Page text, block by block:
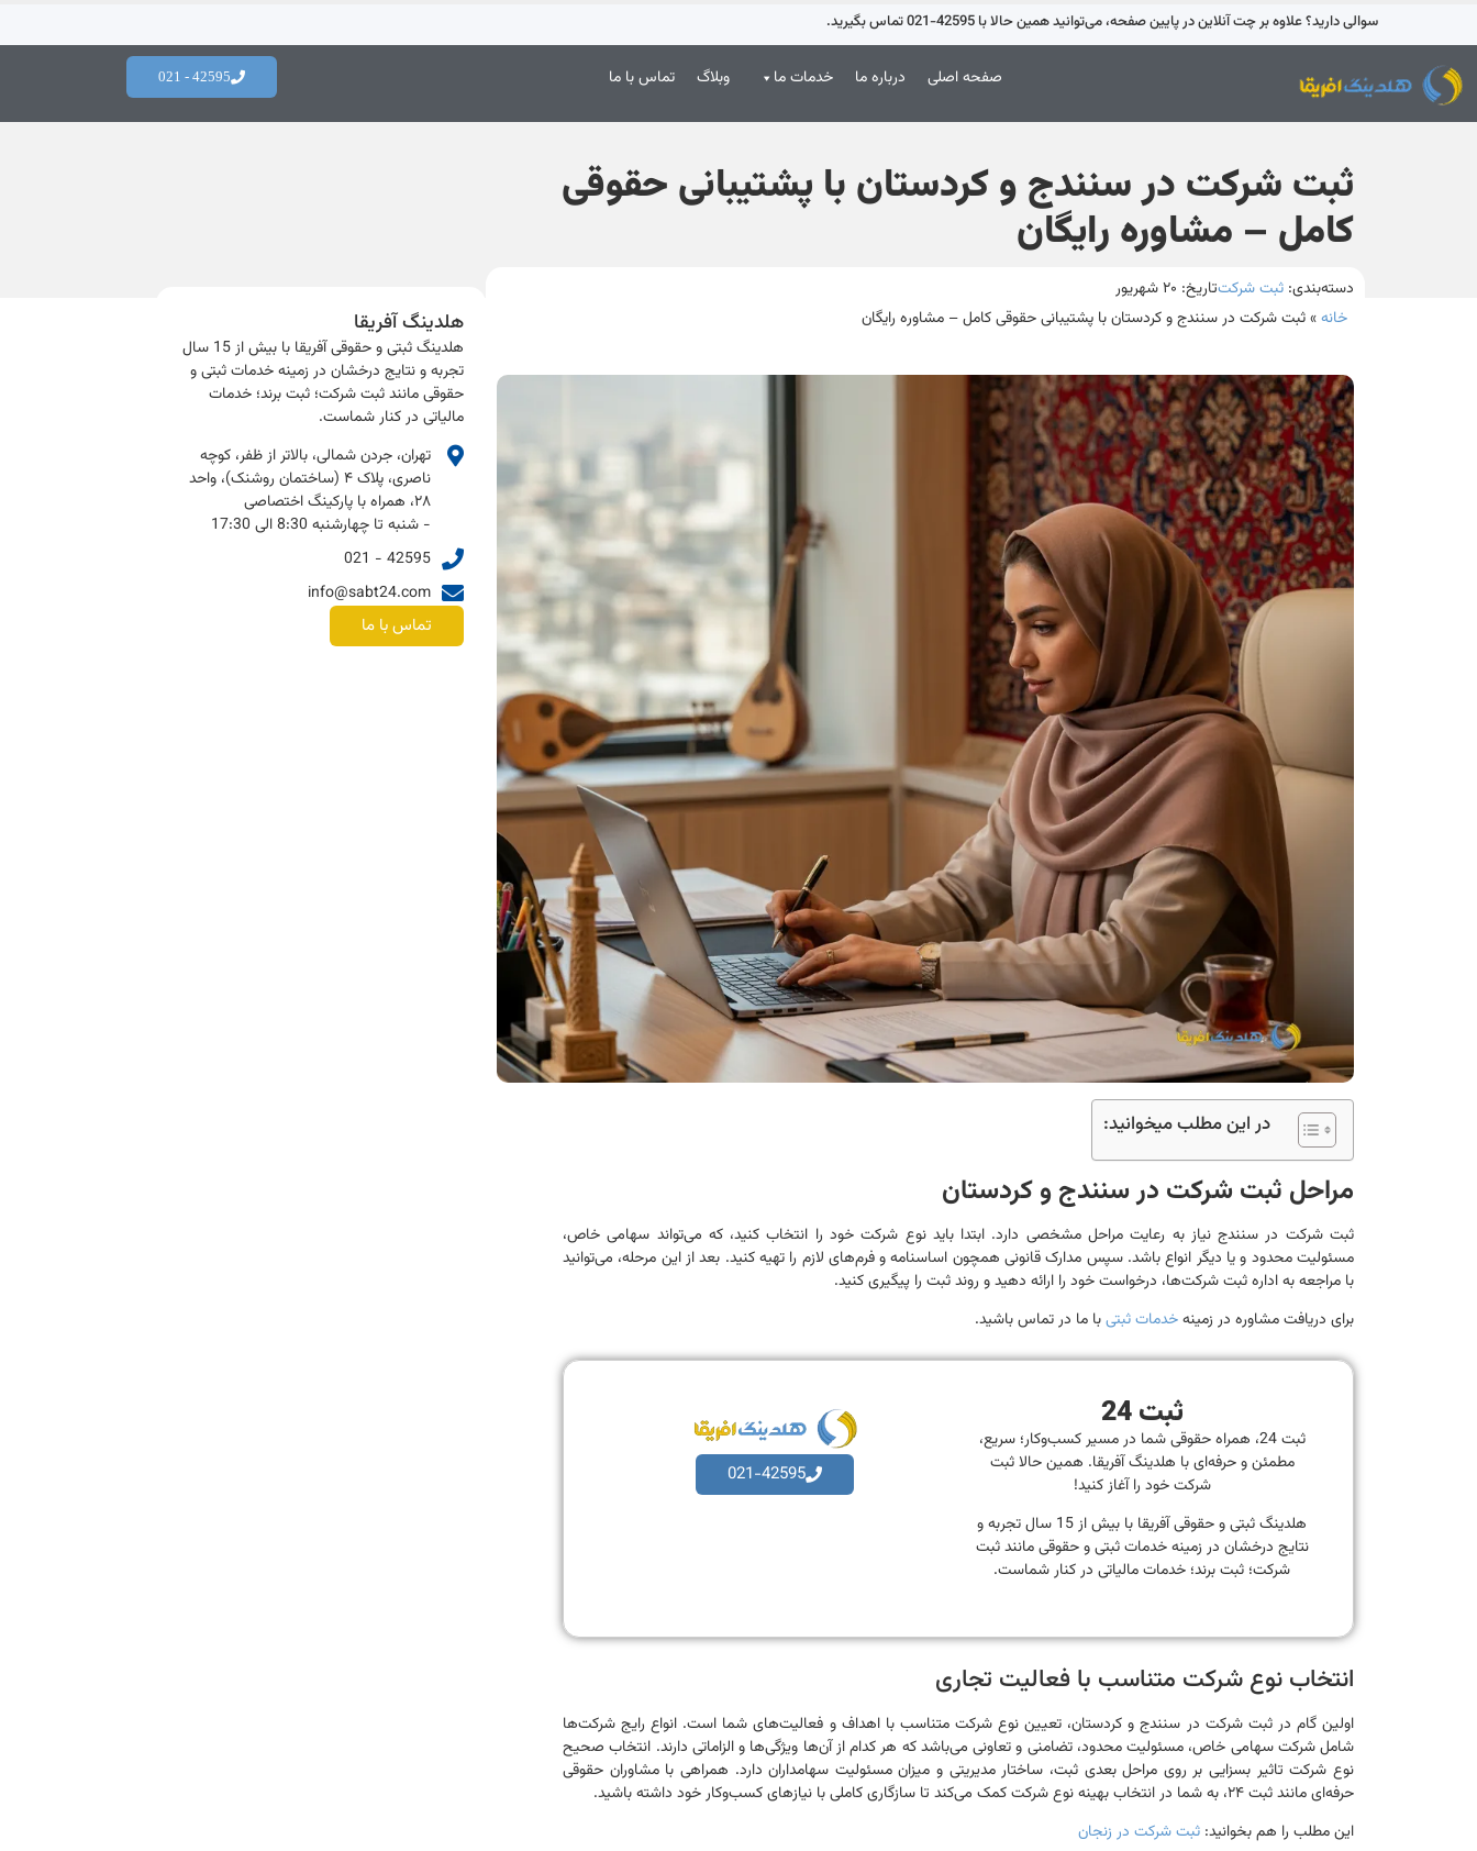
سوالی دارید؟ علاوه بر چت آنلاین در پایین صفحه، می‌توانید همین حالا با 42595-021 تماس بگیرید.
صفحه اصلی درباره ما خدمات ما وبلاگ تماس با ما 42595 - 021
ثبت شرکت در سنندج و کردستان با پشتیبانی حقوقی
کامل – مشاوره رایگان
دسته‌بندی: ثبت شرکتتاریخ:
خانه»ثبت شرکت در سنندج و کردستان با پشتیبانی حقوقی کامل – مشاوره رایگان
در این مطلب میخوانید:
مراحل ثبت شرکت در سنندج و کردستان
ثبت شرکت در سنندج نیاز به رعایت مراحل مشخصی دارد. ابتدا باید نوع شرکت خود را انتخاب کنید، که می‌تواند سهامی خاص،
مسئولیت محدود و یا دیگر انواع باشد. سپس مدارک قانونی همچون اساسنامه و فرم‌های لازم را تهیه کنید. بعد از این مرحله، می‌توانید
با مراجعه به اداره ثبت شرکت‌ها، درخواست خود را ارائه دهید و روند ثبت را پیگیری کنید.
برای دریافت مشاوره در زمینهخدمات ثبتیبا ما در تماس باشید.
ثبت 24
ثبت 24، همراه حقوقی شما در مسیر کسب‌وکار؛ سریع،
مطمئن و حرفه‌ای با هلدینگ آفریقا. همین حالا ثبت
شرکت خود را آغاز کنید!
هلدینگ ثبتی و حقوقی آفریقا با بیش از 15 سال تجربه و
نتایج درخشان در زمینه خدمات ثبتی و حقوقی مانند ثبت
شرکت؛ ثبت برند؛ خدمات مالیاتی در کنار شماست.
021-42595
انتخاب نوع شرکت متناسب با فعالیت تجاری
اولین گام در ثبت شرکت در سنندج و کردستان، تعیین نوع شرکت متناسب با اهداف و فعالیت‌های شما است. انواع رایج شرکت‌ها
شامل شرکت سهامی خاص، مسئولیت محدود، تضامنی و تعاونی می‌باشد که هر کدام از آن‌ها ویژگی‌ها و الزاماتی دارند. انتخاب صحیح
نوع شرکت تاثیر بسزایی بر روی مراحل بعدی ثبت، ساختار مدیریتی و میزان مسئولیت سهامداران دارد. همراهی با مشاوران حقوقی
حرفه‌ای مانند ثبت ۲۴، به شما در انتخاب بهینه نوع شرکت کمک می‌کند تا سازگاری کاملی با نیازهای کسب‌وکار خود داشته باشید.
این مطلب را هم بخوانید: ثبت شرکت در زنجان
هلدینگ آفریقا
هلدینگ ثبتی و حقوقی آفریقا با بیش از 15 سال
تجربه و نتایج درخشان در زمینه خدمات ثبتی و
حقوقی مانند ثبت شرکت؛ ثبت برند؛ خدمات
مالیاتی در کنار شماست.​
تهران، جردن شمالی، بالاتر از ظفر، کوچه
ناصری، پلاک ۴ (ساختمان روشنک)، واحد
۲۸، همراه با پارکینگ اختصاصی
- شنبه تا چهارشنبه 8:30 الی 17:30
42595 - 021
info@sabt24.com
تماس با ما